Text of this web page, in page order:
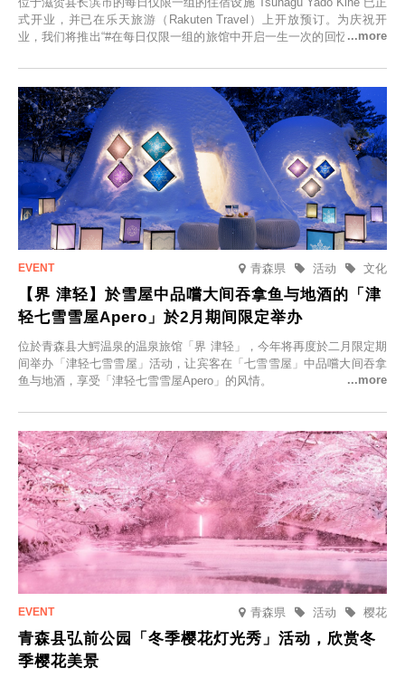
式开业，并已在乐天旅游（Rakuten Travel）上开放预订。为庆祝开
业，我们将推出“#在每日仅限一组的旅馆中开启一生一次的回忆之旅”活
在此与重要之人共度一段难忘的特别时光。
青森県 文化
活动
【界 津轻】於雪屋中品嚐大间吞拿鱼与地酒的「津
轻七雪雪屋Apero」於2月期间限定举办
位於青森县大鰐温泉的温泉旅馆「界 津轻」，今年将再度於二月限定期
间举办「津轻七雪雪屋」活动，让宾客在「七雪雪屋」中品嚐大间吞拿
鱼与地酒，享受「津轻七雪雪屋Apero」的风情。
青森県 樱花
活动
青森县弘前公园「冬季樱花灯光秀」活动，欣赏冬
季樱花美景